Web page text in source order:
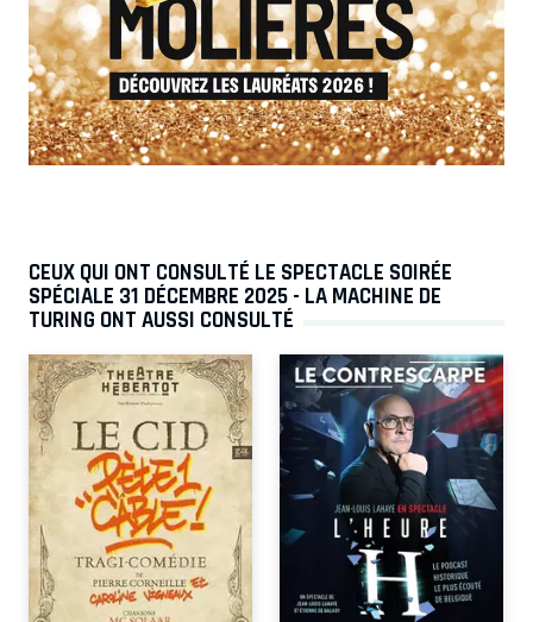
CEUX QUI ONT CONSULTÉ LE SPECTACLE SOIRÉE
SPÉCIALE 31 DÉCEMBRE 2025 - LA MACHINE DE
TURING ONT AUSSI CONSULTÉ